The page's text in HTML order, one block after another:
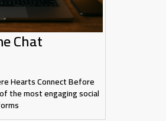
Chat
Hearts Connect Before
the most engaging social